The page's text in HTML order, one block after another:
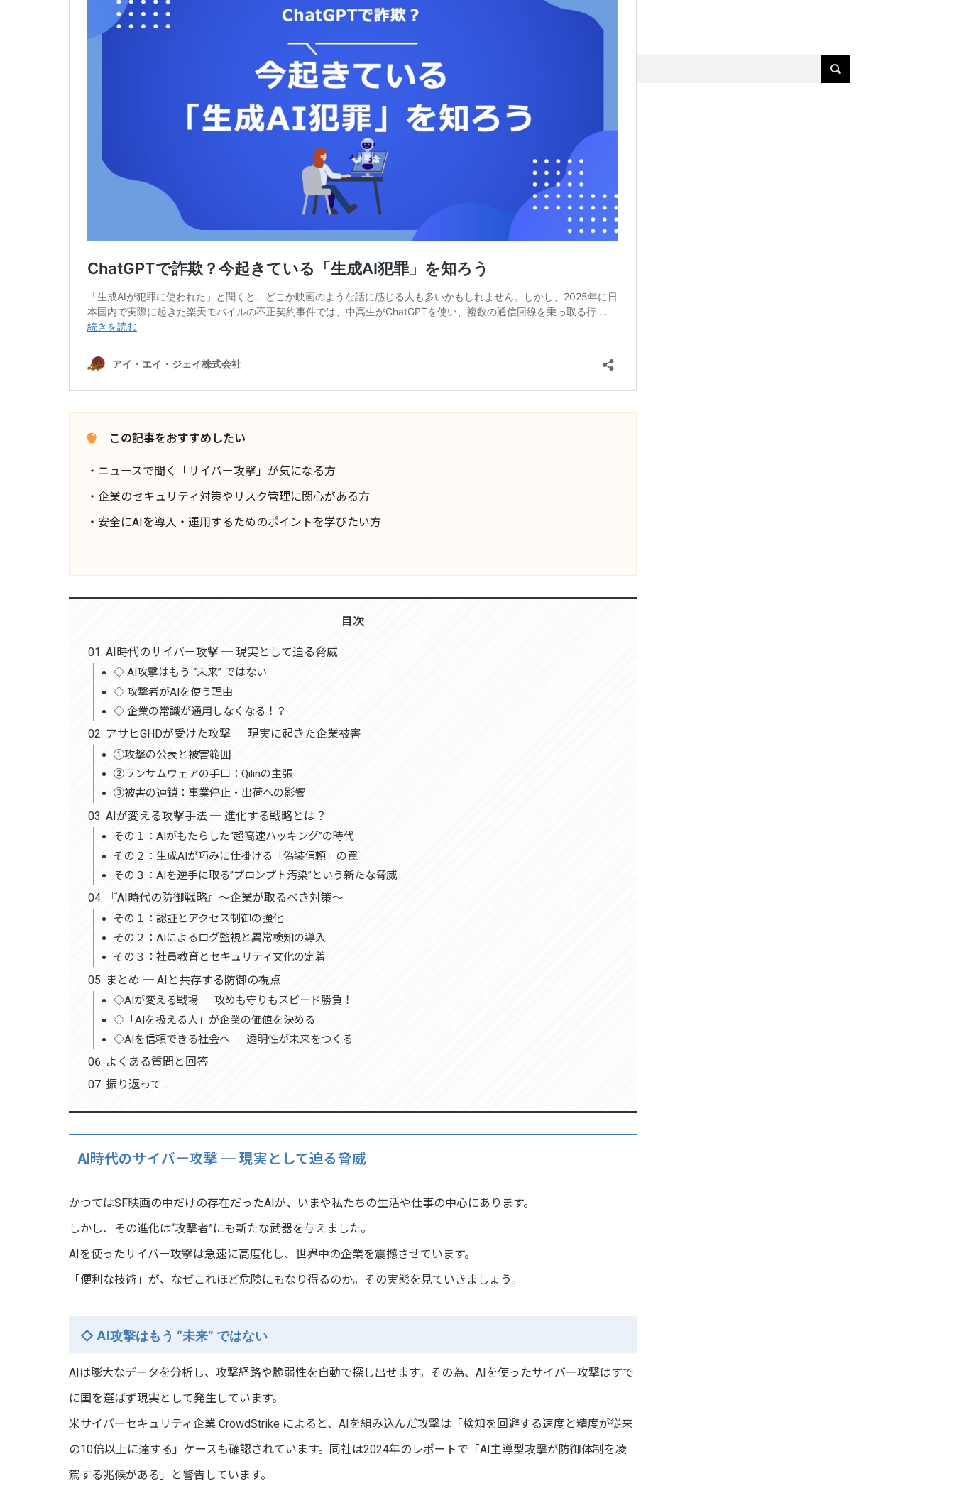
この記事をおすすめしたい
・ニュースで聞く「サイバー攻撃」が気になる方
・企業のセキュリティ対策やリスク管理に関心がある方
・安全にAIを導入・運用するためのポイントを学びたい方
目次
AI時代のサイバー攻撃 ─ 現実として迫る脅威
◇ AI攻撃はもう “未来” ではない
◇ 攻撃者がAIを使う理由
◇ 企業の常識が通用しなくなる！？
アサヒGHDが受けた攻撃 ─ 現実に起きた企業被害
①攻撃の公表と被害範囲
②ランサムウェアの手口：Qilinの主張
③被害の連鎖：事業停止・出荷への影響
AIが変える攻撃手法 ─ 進化する戦略とは？
その１：AIがもたらした“超高速ハッキング”の時代
その２：生成AIが巧みに仕掛ける「偽装信頼」の罠
その３：AIを逆手に取る”プロンプト汚染”という新たな脅威
『AI時代の防御戦略』〜企業が取るべき対策〜
その１：認証とアクセス制御の強化
その２：AIによるログ監視と異常検知の導入
その３：社員教育とセキュリティ文化の定着
まとめ ─ AIと共存する防御の視点
◇AIが変える戦場 ─ 攻めも守りもスピード勝負！
◇「AIを扱える人」が企業の価値を決める
◇AIを信頼できる社会へ ─ 透明性が未来をつくる
よくある質問と回答
振り返って…
AI時代のサイバー攻撃 ─ 現実として迫る脅威
かつてはSF映画の中だけの存在だったAIが、いまや私たちの生活や仕事の中心にあります。
しかし、その進化は“攻撃者”にも新たな武器を与えました。
AIを使ったサイバー攻撃は急速に高度化し、世界中の企業を震撼させています。
「便利な技術」が、なぜこれほど危険にもなり得るのか。その実態を見ていきましょう。
◇ AI攻撃はもう “未来” ではない
AIは膨大なデータを分析し、攻撃経路や脆弱性を自動で探し出せます。その為、AIを使ったサイバー攻撃はすで
に国を選ばず現実として発生しています。
米サイバーセキュリティ企業 CrowdStrike によると、AIを組み込んだ攻撃は「検知を回避する速度と精度が従来
の10倍以上に達する」ケースも確認されています。同社は2024年のレポートで「AI主導型攻撃が防御体制を凌
駕する兆候がある」と警告しています。